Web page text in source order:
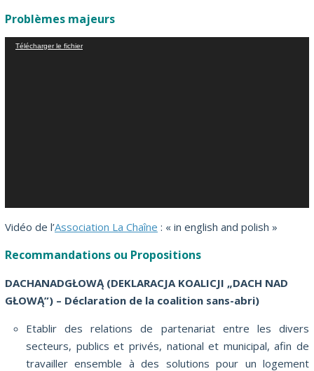
Problèmes majeurs
Lecteur
Télécharger le fichier
Vidéo de l’Association La Chaîne : « in english and polish »
Recommandations ou Propositions
DACHANADGŁOWĄ (DEKLARACJA KOALICJI „DACH NAD
GŁOWĄ”) – Déclaration de la coalition sans-abri)
Etablir des relations de partenariat entre les divers
secteurs, publics et privés, national et municipal, afin de
travailler ensemble à des solutions pour un logement